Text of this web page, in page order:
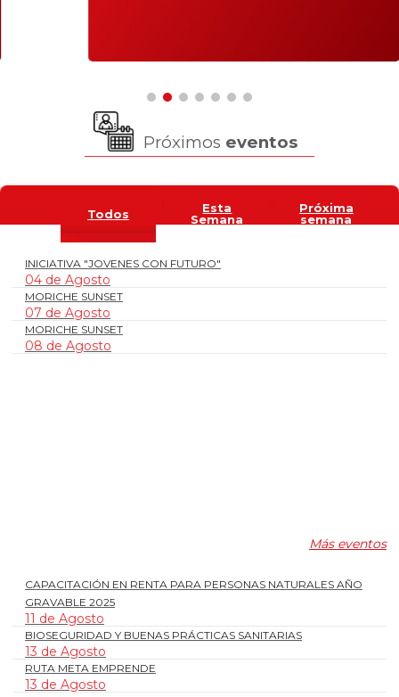
Próximos eventos
Todos
Esta
Semana
Próxima
semana
INICIATIVA "JOVENES CON FUTURO"
04 de Agosto
MORICHE SUNSET
07 de Agosto
MORICHE SUNSET
08 de Agosto
Más eventos
CAPACITACIÓN EN RENTA PARA PERSONAS NATURALES AÑO
GRAVABLE 2025
11 de Agosto
BIOSEGURIDAD Y BUENAS PRÁCTICAS SANITARIAS
13 de Agosto
RUTA META EMPRENDE
13 de Agosto